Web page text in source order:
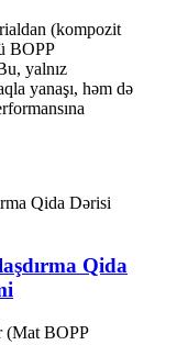
(kompozit
BOPP
yalnız
yanaşı, həm də
Qida
(Mat BOPP